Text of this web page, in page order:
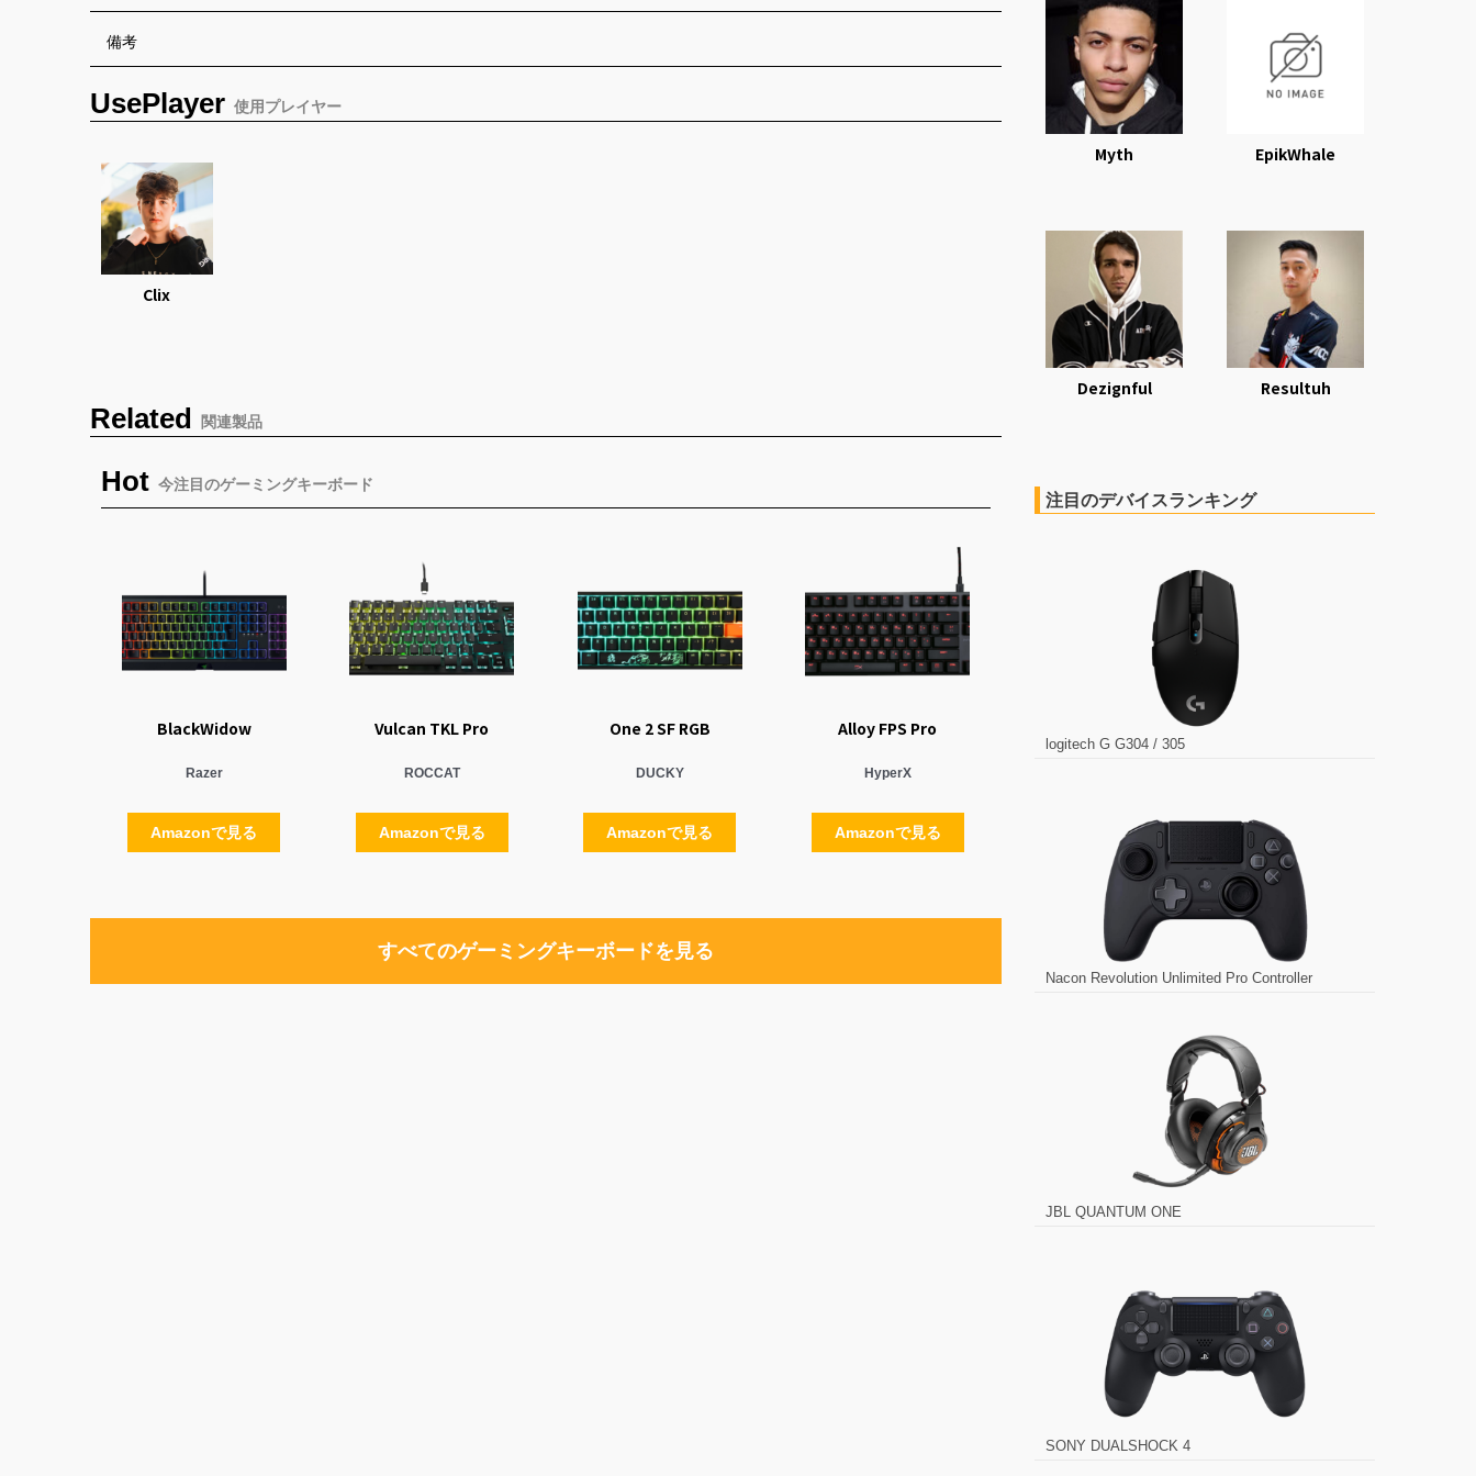
備考
UsePlayer 使用プレイヤー
Clix
Related 関連製品
Hot 今注目のゲーミングキーボード
BlackWidow
Razer
Amazonで見る
Vulcan TKL Pro
ROCCAT
Amazonで見る
One 2 SF RGB
DUCKY
Amazonで見る
Alloy FPS Pro
HyperX
Amazonで見る
すべてのゲーミングキーボードを見る
Myth EpikWhale
Dezignful Resultuh
注目のデバイスランキング
logitech G G304 / 305
Nacon Revolution Unlimited Pro Controller
JBL QUANTUM ONE
SONY DUALSHOCK 4